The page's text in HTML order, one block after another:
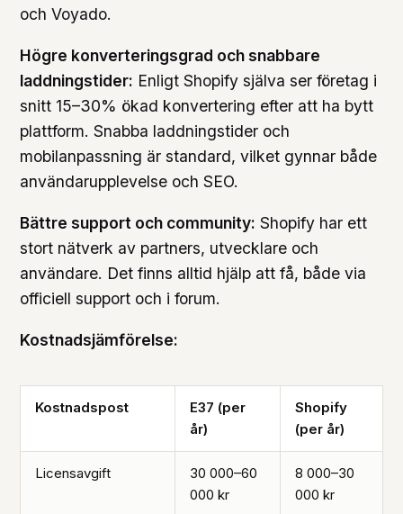
och Voyado.
Högre konverteringsgrad och snabbare
laddningstider: Enligt Shopify själva ser företag i
snitt 15–30% ökad konvertering efter att ha bytt
plattform. Snabba laddningstider och
mobilanpassning är standard, vilket gynnar både
användarupplevelse och SEO.
Bättre support och community: Shopify har ett
stort nätverk av partners, utvecklare och
användare. Det finns alltid hjälp att få, både via
officiell support och i forum.
Kostnadsjämförelse:
Kostnadspost
E37 (per
år)
Shopify
(per år)
Licensavgift
30 000–60
000 kr
8 000–30
000 kr